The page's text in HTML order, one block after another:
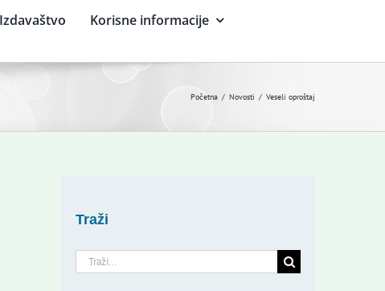
Izdavaštvo Korisne informacije
Početna Novosti Veseli oproštaj
Traži
Traži...